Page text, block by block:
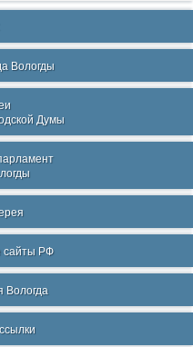
Вологды
Думы
РФ
Вологда